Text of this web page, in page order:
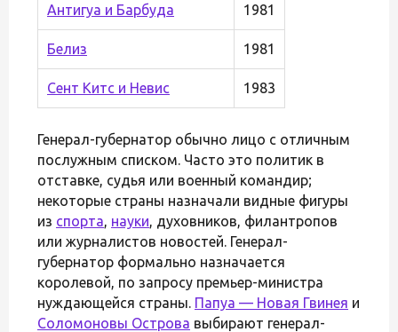
Антигуа и Барбуда 1981
Белиз 1981
Сент Китс и Невис 1983
Генерал-губернатор обычно лицо с отличным
послужным списком. Часто это политик в
отставке, судья или военный командир;
некоторые страны назначали видные фигуры
из спорта, науки, духовников, филантропов
или журналистов новостей. Генерал-
губернатор формально назначается
королевой, по запросу премьер-министра
нуждающейся страны. Папуа — Новая Гвинея и
Соломоновы Острова выбирают генерал-